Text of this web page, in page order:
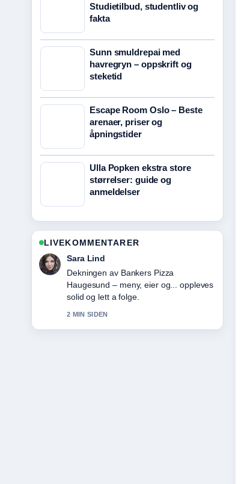
Studietilbud, studentliv og
fakta
Sunn smuldrepai med
havregryn – oppskrift og
steketid
Escape Room Oslo – Beste
arenaer, priser og
åpningstider
Ulla Popken ekstra store
størrelser: guide og
anmeldelser
LIVEKOMMENTARER
Ingrid Nilsen
Sterkt verifiseringsarbeid rundt
Rollebesetningen i Pørni: Skuespillere
og karakterer. Flere medier burde